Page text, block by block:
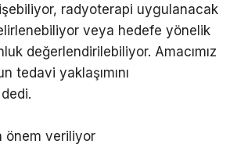
radyoterapi uygulanacak
veya hedefe yönelik
değerlendirilebiliyor. Amacımız
tedavi yaklaşımını
önem veriliyor